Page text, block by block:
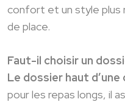
confort et un style plus
de place.
Faut-il choisir un
Le dossier haut d’une
pour les repas longs, il